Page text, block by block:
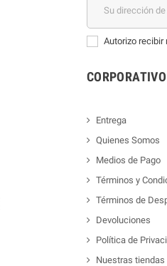
Autorizo
CORPORATIVO
Entrega
Quienes Somos
Medios de Pago
Términos y
Términos de
Devoluciones
Política de
Nuestras tiendas